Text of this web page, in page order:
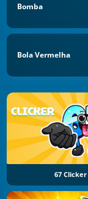
Bomba
Bola Vermelha
67 Clicker